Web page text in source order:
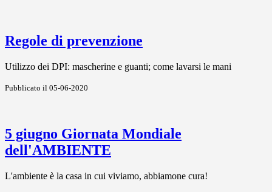
Regole di prevenzione
Utilizzo dei DPI: mascherine e guanti; come lavarsi le mani
Pubblicato il 05-06-2020
5 giugno Giornata Mondiale
dell'AMBIENTE
L'ambiente è la casa in cui viviamo, abbiamone cura!